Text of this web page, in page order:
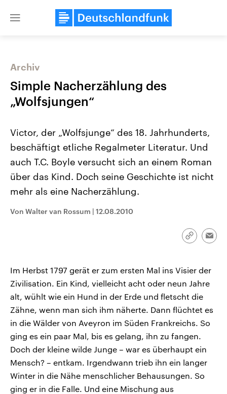
Close
Landtagswahl Sachsen-Anhalt
Alle Informationen
September 2026 einen neuen
Landtag. Seit 2021 wird das
und Kandidaten der anstehenden
Wahl.
USA
Hintergründe
aktuelle Weltgeschehen.
Audio-Archiv
Archiv
Simple Nacherzählung des
„Wolfsjungen“
Victor, der „Wolfsjunge“ des 18. Jahrhunderts,
beschäftigt etliche Regalmeter Literatur. Und
auch T.C. Boyle versucht sich an einem Roman
über das Kind. Doch seine Geschichte ist nicht
mehr als eine Nacherzählung.
Von Walter van Rossum | 12.08.2010
Link
Im Herbst 1797 gerät er zum ersten Mal ins Visier der
Zivilisation. Ein Kind, vielleicht acht oder neun Jahre
alt, wühlt wie ein Hund in der Erde und fletscht die
Zähne, wenn man sich ihm näherte. Dann flüchtet es
in die Wälder von Aveyron im Süden Frankreichs. So
ging es ein paar Mal, bis es gelang, ihn zu fangen.
Doch der kleine wilde Junge – war es überhaupt ein
Mensch? – entkam. Irgendwann trieb ihn ein langer
Winter in die Nähe menschlicher Behausungen. So
ging er in die Falle. Und eine Mischung aus